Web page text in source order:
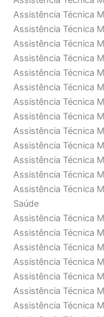
Assistência Técnica
Assistência Técnica
Assistência Técnica
Assistência Técnica
Assistência Técnica
Assistência Técnica
Assistência Técnica
Assistência Técnica
Assistência Técnica
Assistência Técnica
Assistência Técnica
Assistência Técnica
Assistência Técnica
Saúde
Assistência Técnica
Assistência Técnica
Assistência Técnica
Assistência Técnica
Assistência Técnica
Assistência Técnica
Assistência Técnica